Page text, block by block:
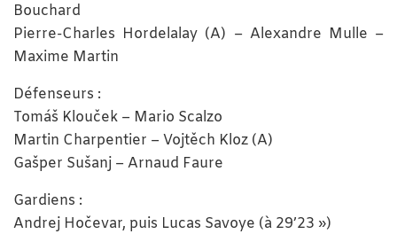
Bouchard
Pierre-Charles Hordelalay (A) – Alexandre Mulle –
Maxime Martin
Défenseurs :
Tomáš Klouček – Mario Scalzo
Martin Charpentier – Vojtěch Kloz (A)
Gašper Sušanj – Arnaud Faure
Gardiens :
Andrej Hočevar, puis Lucas Savoye (à 29’23 »)